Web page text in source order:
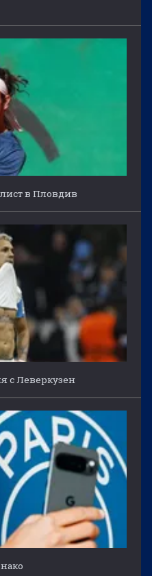
в Пловдив
с Леверкузен